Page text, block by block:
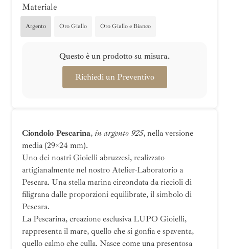
Materiale
Argento Oro Giallo Oro Giallo e Bianco
Questo è un prodotto su misura.
Richiedi un Preventivo
Ciondolo Pescarina, in argento 925, nella versione
media (29×24 mm).
Uno dei nostri Gioielli abruzzesi, realizzato
artigianalmente nel nostro Atelier-Laboratorio a
Pescara. Una stella marina circondata da riccioli di
filigrana dalle proporzioni equilibrate, il simbolo di
Pescara.
La Pescarina, creazione esclusiva LUPO Gioielli,
rappresenta il mare, quello che si gonfia e spaventa,
quello calmo che culla. Nasce come una presentosa